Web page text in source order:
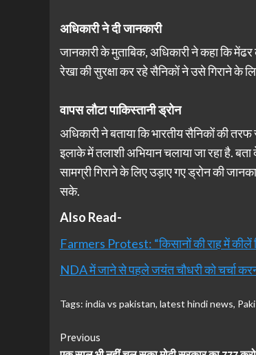
अधिकारी ने दी जानकारी
जानकारी के मुताबिक, अधिकारी ने कहा कि
रेखा की सुरक्षा कर रहे सैनिकों ने उसे गिराने के
वापस लौटा पाकिस्तानी ड्रोन
अधिकारी ने बताया कि भारतीय सैनिकों की
इलाके में तलाशी अभियान चलाया जा रहा है.
सामग्री गिराने के लिए उड़ाए गए ड्रोन की
सके.
Also Read-
Farmers Protest: “किसानों की राह में कीलें
NDA में जाने से पहले जयंत चौधरी को चर्चा
Tags: india vs pakistan, latest hindi news,
Continue
Previous